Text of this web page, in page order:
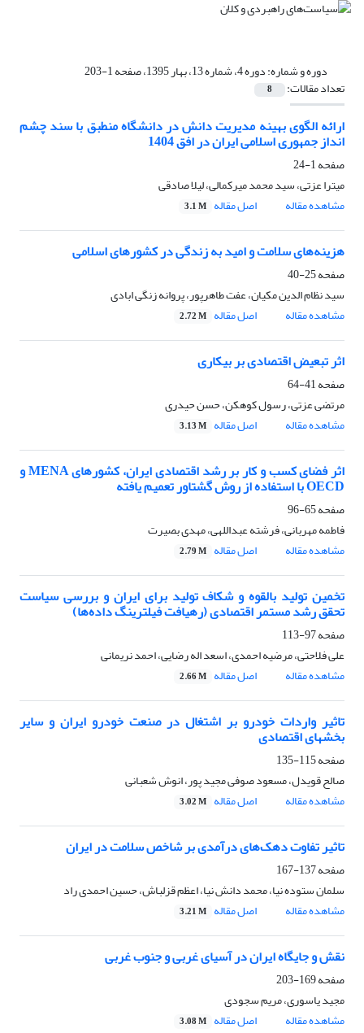
دوره و شماره:دوره 4، شماره 13، بهار 1395، صفحه 1-203
تعداد مقالات: 8
ارائه الگوی بهینه مدیریت دانش در دانشگاه منطبق با سند چشم
انداز جمهوری اسلامی ایران در افق 1404
صفحه1-24
میترا عزتی، سید محمد میرکمالی، لیلا صادقی
مشاهده مقاله
اصل مقاله 3.1 M
هزینه‌های سلامت و امید به زندگی در کشورهای اسلامی
صفحه25-40
سید نظام الدین مکیان، عفت طاهرپور، پروانه زنگی ابادی
مشاهده مقاله
اصل مقاله 2.72 M
اثر تبعیض اقتصادی بر بیکاری
صفحه41-64
مرتضی عزتی، رسول کوهکن، حسن حیدری
مشاهده مقاله
اصل مقاله 3.13 M
اثر فضای کسب و کار بر رشد اقتصادی ایران، کشورهای MENA و
OECD با استفاده از روش گشتاور تعمیم یافته
صفحه65-96
فاطمه مهربانی، فرشته عبداللهی، مهدی بصیرت
مشاهده مقاله
اصل مقاله 2.79 M
تخمین تولید بالقوه و شکاف تولید برای ایران و بررسی سیاست
تحقق رشد مستمر اقتصادی (رهیافت فیلترینگ داده‌ها)
صفحه97-113
علی فلاحتی، مرضیه احمدی، اسعد اله رضایی، احمد نریمانی
مشاهده مقاله
اصل مقاله 2.66 M
تاثیر واردات خودرو بر اشتغال در صنعت خودرو ایران و سایر
بخشهای اقتصادی
صفحه115-135
صالح قویدل، مسعود صوفی مجید پور، انوش شعبانی
مشاهده مقاله
اصل مقاله 3.02 M
تاثیر تفاوت دهک‌های درآمدی بر شاخص سلامت در ایران
صفحه137-167
سلمان ستوده نیا، محمد دانش نیا، اعظم قزلباش، حسین احمدی راد
مشاهده مقاله
اصل مقاله 3.21 M
نقش و جایگاه ایران در آسیای غربی و جنوب غربی
صفحه169-203
مجید یاسوری، مریم سجودی
مشاهده مقاله
اصل مقاله 3.08 M